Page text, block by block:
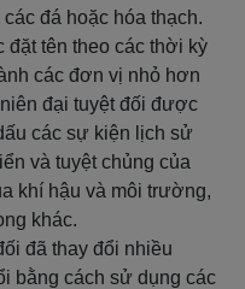
đá hoặc hóa thạch.
tên theo các thời kỳ
các đơn vị nhỏ hơn
đại tuyệt đối được
các sự kiện lịch sử
và tuyệt chủng của
khí hậu và môi trường,
khác.
đã thay đổi nhiều
bằng cách sử dụng các